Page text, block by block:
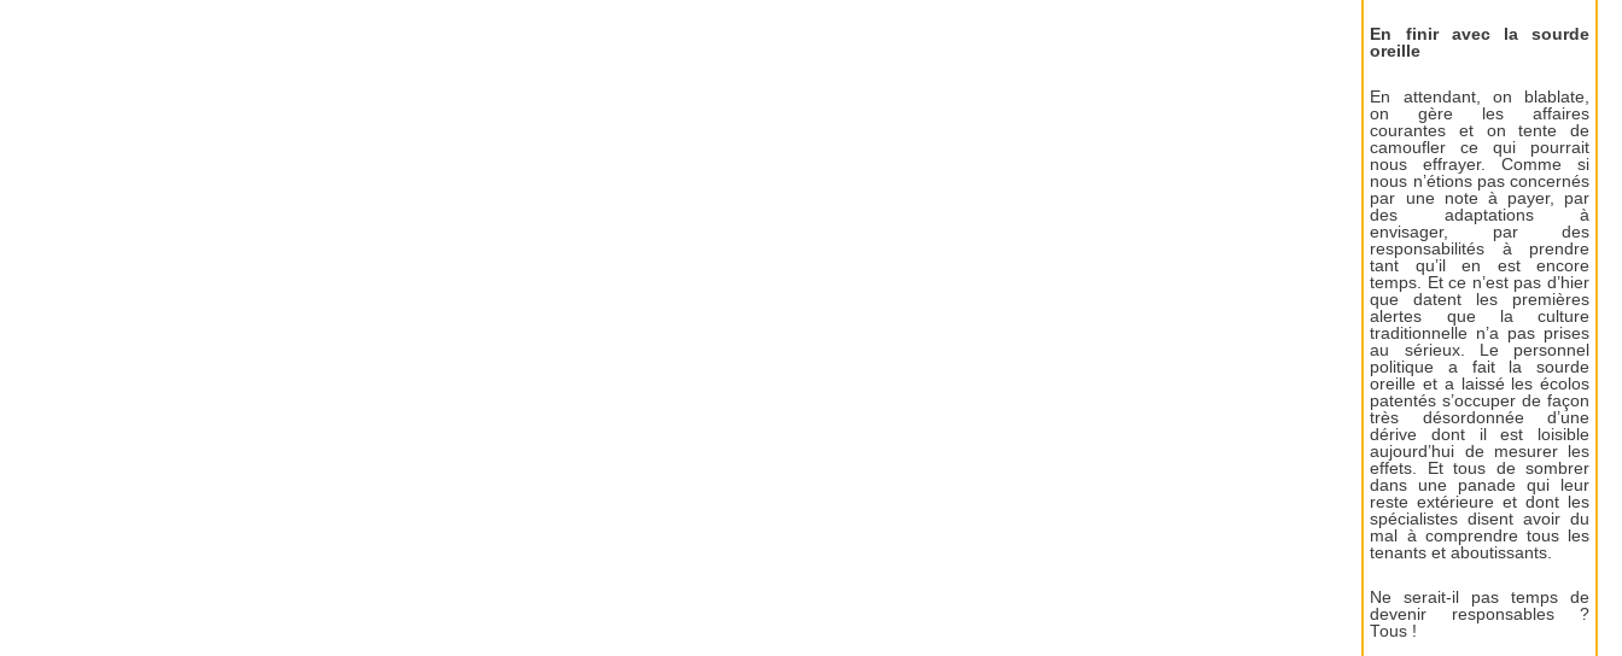
En finir avec la sourde
oreille
En attendant, on blablate,
on gère les affaires
courantes et on tente de
camoufler ce qui pourrait
nous effrayer. Comme si
nous n’étions pas concernés
par une note à payer, par
des adaptations à
envisager, par des
responsabilités à prendre
tant qu’il en est encore
temps. Et ce n’est pas d’hier
que datent les premières
alertes que la culture
traditionnelle n’a pas prises
au sérieux. Le personnel
politique a fait la sourde
oreille et a laissé les écolos
patentés s’occuper de façon
très désordonnée d’une
dérive dont il est loisible
aujourd’hui de mesurer les
effets. Et tous de sombrer
dans une panade qui leur
reste extérieure et dont les
spécialistes disent avoir du
mal à comprendre tous les
tenants et aboutissants.
Ne serait-il pas temps de
devenir responsables ?
Tous !